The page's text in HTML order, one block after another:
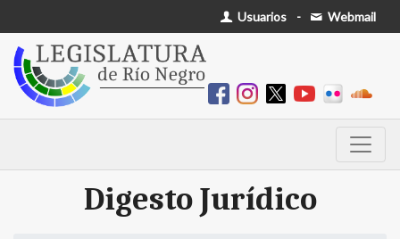
Usuarios - Webmail
Digesto Jurídico